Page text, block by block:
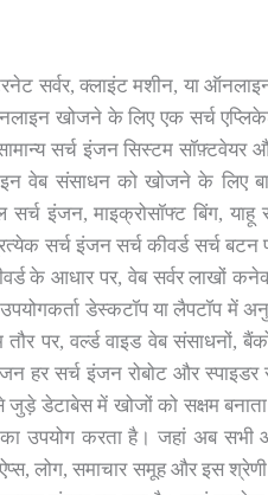
सर्वर, क्लाइंट मशीन, या
खोजने के लिए एक सर्च
सर्च इंजन सिस्टम सॉफ़्टवेयर और
वेब संसाधन को खोजने के लिए
इंजन, माइक्रोसॉफ्ट बिंग, याहू
सर्च इंजन सर्च कीवर्ड सर्च बटन
के आधार पर, वेब सर्वर लाखों
डेस्कटॉप या लैपटॉप में
पर, वर्ल्ड वाइड वेब संसाधनों,
हर सर्च इंजन रोबोट और स्पाइडर
डेटाबेस में खोजों को सक्षम
उपयोग करता है। जहां अब
लोग, समाचार समूह और इस